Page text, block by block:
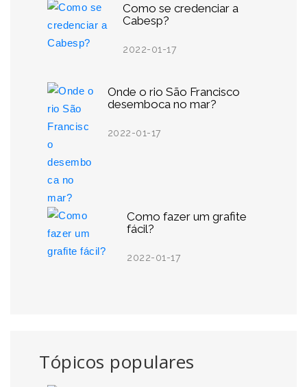
Como se credenciar a
Cabesp?
2022-01-17
Onde o rio São Francisco
desemboca no mar?
2022-01-17
Como fazer um grafite
fácil?
2022-01-17
Tópicos populares